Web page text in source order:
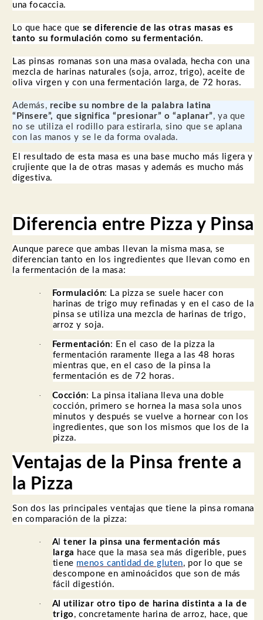
una focaccia.
Lo que hace que se diferencie de las otras masas es
tanto su formulación como su fermentación.
Las pinsas romanas son una masa ovalada, hecha con una
mezcla de harinas naturales (soja, arroz, trigo), aceite de
oliva virgen y con una fermentación larga, de 72 horas.
Además, recibe su nombre de la palabra latina
“Pinsere”, que significa “presionar” o “aplanar”, ya que
no se utiliza el rodillo para estirarla, sino que se aplana
con las manos y se le da forma ovalada.
El resultado de esta masa es una base mucho más ligera y
crujiente que la de otras masas y además es mucho más
digestiva.
Diferencia entre Pizza y Pinsa
Aunque parece que ambas llevan la misma masa, se
diferencian tanto en los ingredientes que llevan como en
la fermentación de la masa:
· Formulación: La pizza se suele hacer con
harinas de trigo muy refinadas y en el caso de la
pinsa se utiliza una mezcla de harinas de trigo,
arroz y soja.
· Fermentación: En el caso de la pizza la
fermentación raramente llega a las 48 horas
mientras que, en el caso de la pinsa la
fermentación es de 72 horas.
· Cocción: La pinsa italiana lleva una doble
cocción, primero se hornea la masa sola unos
minutos y después se vuelve a hornear con los
ingredientes, que son los mismos que los de la
pizza.
Ventajas de la Pinsa frente a
la Pizza
Son dos las principales ventajas que tiene la pinsa romana
en comparación de la pizza:
· Altener la pinsa una fermentación más
larga hace que la masa sea más digerible, pues
tiene menos cantidad de gluten, por lo que se
descompone en aminoácidos que son de más
fácil digestión.
· Al utilizar otro tipo de harina distinta a la de
trigo , concretamente harina de arroz, hace, que